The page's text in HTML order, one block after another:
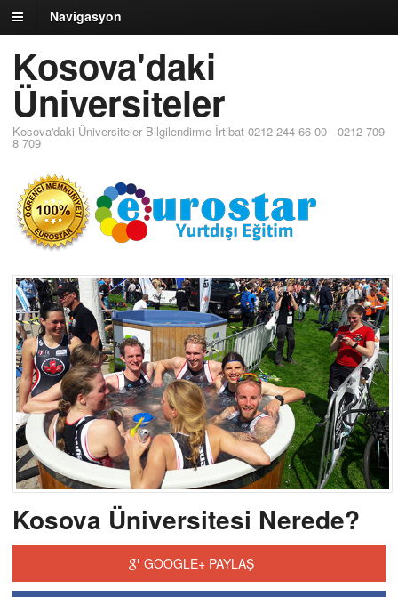
Navigasyon
Kosova'daki
Üniversiteler
Kosova'daki Üniversiteler Bilgilendirme İrtibat 0212 244 66 00 - 0212 709
8 709
Kosova Üniversitesi Nerede?
GOOGLE+ PAYLAŞ